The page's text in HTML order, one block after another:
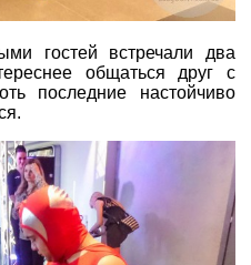
гостей встречали два
общаться друг с
последние настойчиво